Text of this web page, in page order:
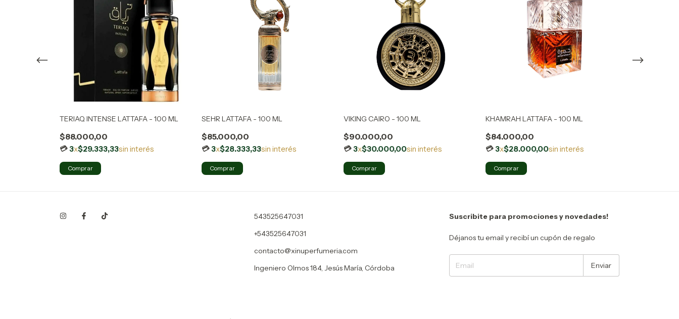
TERIAQ INTENSE LATTAFA - 100 ML
$88.000,00
3x$29.333,33sin interés
SEHR LATTAFA - 100 ML
$85.000,00
3x$28.333,33sin interés
VIKING CAIRO - 100 ML
$90.000,00
3x$30.000,00sin interés
KHAMRAH LATTAFA - 100 ML
$84.000,00
3x$28.000,00sin interés
543525647031
+543525647031
contacto@xinuperfumeria.com
Ingeniero Olmos 184, Jesús María, Córdoba
Suscribite para promociones y novedades!
Déjanos tu email y recibí un cupón de regalo